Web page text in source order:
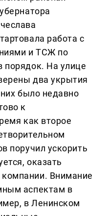
работа с
и ТСЖ по
порядок. На улице
два укрытия
было недавно
к
как второе
поручил ускорить
оказать
Внимание
аспектам в
в Ленинском